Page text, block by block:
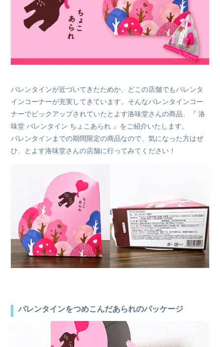
バレンタインが近づいてきたためか、どこの店舗でもバレンタ
インコーナーが充実してきています。そんなバレンタインコー
ナーでピックアップされていたとよす洛味堂さんの商品、『 洛
味堂 バレンタイン ちょこあられ 』をご紹介いたします。
バレンタインまでの期間限定の商品なので、気になった方はぜ
ひ、とよす洛味堂さんの店舗に行ってみてください！
バレンタインをつめこんだあられのパッケージ